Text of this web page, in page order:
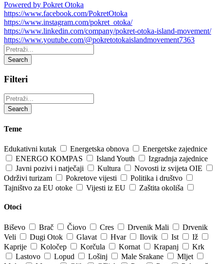
Powered by Pokret Otoka
https://www.facebook.com/PokretOtoka
https://www.instagram.com/pokret_otoka/
https://www.linkedin.com/company/pokret-otoka-island-movement/
https://www.youtube.com/@pokretotokaislandmovement7363
Pretraži:
Search
Filteri
Pretraži:
Search
Teme
Edukativni kutak Energetska obnova
Energetske zajednice
ENERGO KOMPAS
Island Youth
Izgradnja zajednice
Javni pozivi i natječaji
Kultura
Novosti iz svijeta OIE
Održivi turizam
Pokretove vijesti
Politika i društvo
Tajništvo za EU otoke
Vijesti iz EU Zaštita okoliša
Otoci
Biševo Brač Čiovo Cres Drvenik Mali
Drvenik
Veli
Dugi Otok Glavat Hvar Ilovik Ist
Iž
Kaprije
Koločep Korčula Kornat Krapanj
Krk
Lastovo
Lopud Lošinj Male Srakane
Mljet